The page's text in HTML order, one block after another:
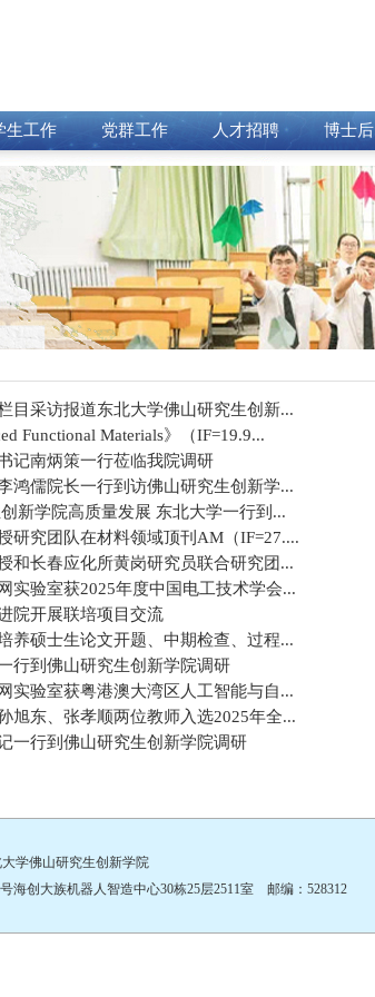
生工作 党群工作 人才招聘 博士后
目采访报道东北大学佛山研究生创新...
Functional Materials》（IF=19.9...
记南炳策一行莅临我院调研
鸿儒院长一行到访佛山研究生创新学...
新学院高质量发展 东北大学一行到...
研究团队在材料领域顶刊AM（IF=27....
和长春应化所黄岗研究员联合研究团...
实验室获2025年度中国电工技术学会...
院开展联培项目交流
养硕士生论文开题、中期检查、过程...
行到佛山研究生创新学院调研
实验室获粤港澳大湾区人工智能与自...
旭东、张孝顺两位教师入选2025年全...
一行到佛山研究生创新学院调研
学佛山研究生创新学院
海创大族机器人智造中心30栋25层2511室 邮编：528312